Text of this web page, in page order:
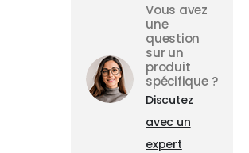
Vous avez
une
question
sur un
produit
spécifique ?
Discutez
avec un
expert